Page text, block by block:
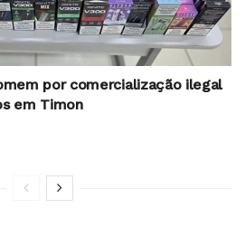
por comercialização ilegal
em Timon